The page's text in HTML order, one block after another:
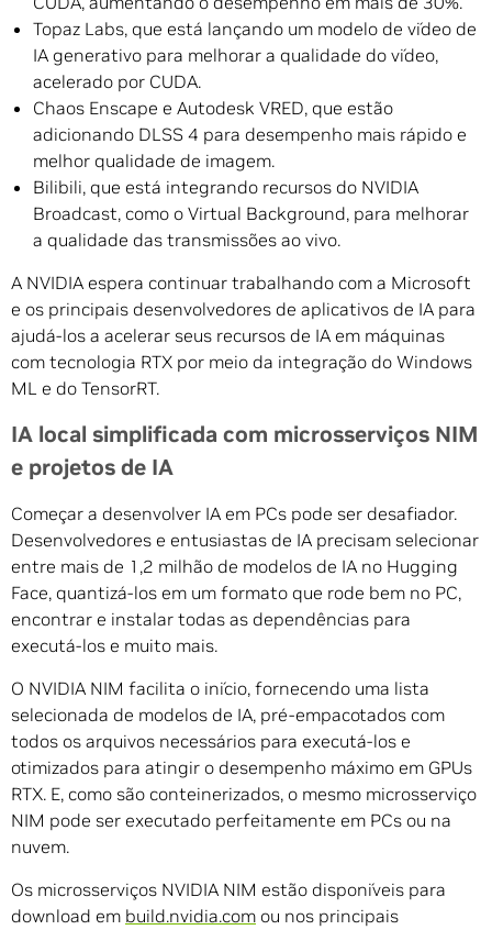
Topaz Labs, que está lançando um modelo de vídeo de
IA generativo para melhorar a qualidade do vídeo,
acelerado por CUDA.
Chaos Enscape e Autodesk VRED, que estão
adicionando DLSS 4 para desempenho mais rápido e
melhor qualidade de imagem.
Bilibili, que está integrando recursos do NVIDIA
Broadcast, como o Virtual Background, para melhorar
a qualidade das transmissões ao vivo.
A NVIDIA espera continuar trabalhando com a Microsoft
e os principais desenvolvedores de aplicativos de IA para
ajudá-los a acelerar seus recursos de IA em máquinas
com tecnologia RTX por meio da integração do Windows
ML e do TensorRT.
IA local simplificada com microsserviços NIM
e projetos de IA
Começar a desenvolver IA em PCs pode ser desafiador.
Desenvolvedores e entusiastas de IA precisam selecionar
entre mais de 1,2 milhão de modelos de IA no Hugging
Face, quantizá-los em um formato que rode bem no PC,
encontrar e instalar todas as dependências para
executá-los e muito mais.
O NVIDIA NIM facilita o início, fornecendo uma lista
selecionada de modelos de IA, pré-empacotados com
todos os arquivos necessários para executá-los e
otimizados para atingir o desempenho máximo em GPUs
RTX. E, como são conteinerizados, o mesmo microsserviço
NIM pode ser executado perfeitamente em PCs ou na
nuvem.
Os microsserviços NVIDIA NIM estão disponíveis para
download em build.nvidia.com ou nos principais